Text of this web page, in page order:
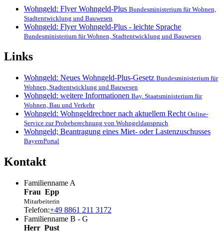
Wohngeld: Flyer Wohngeld-Plus Bundesministerium für Wohnen,
Stadtentwicklung und Bauwesen
Wohngeld: Flyer Wohngeld-Plus - leichte Sprache
Bundesministerium für Wohnen, Stadtentwicklung und Bauwesen
Links
Wohngeld: Neues Wohngeld-Plus-Gesetz Bundesministerium für
Wohnen, Stadtentwicklung und Bauwesen
Wohngeld: weitere Informationen Bay. Staatsministerium für
Wohnen, Bau und Verkehr
Wohngeld: Wohngeldrechner nach aktuellem Recht Online-
Service zur Probeberechnung von Wohngeldanspruch
Wohngeld; Beantragung eines Miet- oder Lastenzuschusses
BayernPortal
Kontakt
Familienname A
Frau Epp
Mitarbeiterin
Telefon:+49 8861 211 3172
Familienname B - G
Herr Pust